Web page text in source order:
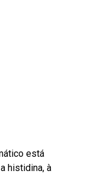
está
histidina, à